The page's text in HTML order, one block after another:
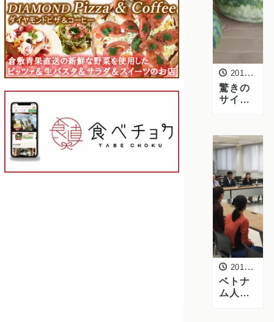
した
2016年7月15日
驚きの
サイ
吉産
「ジャ
ンボス
イカ」
を入荷
しまし
た
2016年7月11日
ベトナ
ム人実